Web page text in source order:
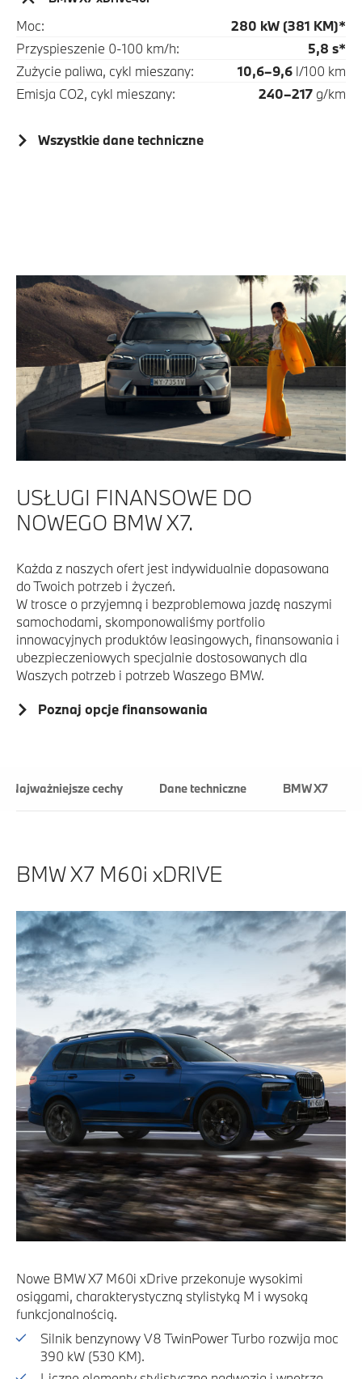
Moc:
280 kW (381 KM)*
Przyspieszenie 0-100 km/h:
5,8 s*
Zużycie paliwa, cykl mieszany:
10,6–9,6 l/100 km
Emisja CO2, cykl mieszany:
240–217 g/km
Wszystkie dane techniczne
USŁUGI FINANSOWE DO
NOWEGO BMW X7.
Każda z naszych ofert jest indywidualnie dopasowana
do Twoich potrzeb i życzeń.
W trosce o przyjemną i bezproblemowa jazdę naszymi
samochodami, skomponowaliśmy portfolio
innowacyjnych produktów leasingowych, finansowania i
ubezpieczeniowych specjalnie dostosowanych dla
Waszych potrzeb i potrzeb Waszego BMW.
Poznaj opcje finansowania
Najważniejsze cechy Dane techniczne BMW X7
BMW X7 M60i xDRIVE
Nowe BMW X7 M60i xDrive przekonuje wysokimi
osiągami, charakterystyczną stylistyką M i wysoką
funkcjonalnością.
Silnik benzynowy V8 TwinPower Turbo rozwija moc
390 kW (530 KM).